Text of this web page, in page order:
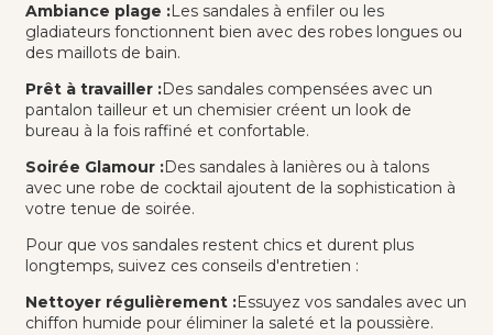
Ambiance plage :Les sandales à enfiler ou les
gladiateurs fonctionnent bien avec des robes longues ou
des maillots de bain.
Prêt à travailler :Des sandales compensées avec un
pantalon tailleur et un chemisier créent un look de
bureau à la fois raffiné et confortable.
Soirée Glamour :Des sandales à lanières ou à talons
avec une robe de cocktail ajoutent de la sophistication à
votre tenue de soirée.
Pour que vos sandales restent chics et durent plus
longtemps, suivez ces conseils d'entretien :
Nettoyer régulièrement :Essuyez vos sandales avec un
chiffon humide pour éliminer la saleté et la poussière.